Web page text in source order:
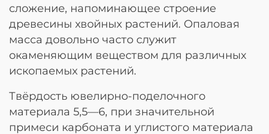
сложение, напоминающее строение
древесины хвойных растений. Опаловая
масса довольно часто служит
окаменяющим веществом для различных
ископаемых растений.
Твёрдость ювелирно-поделочного
материала 5,5—6, при значительной
примеси карбоната и углистого материала